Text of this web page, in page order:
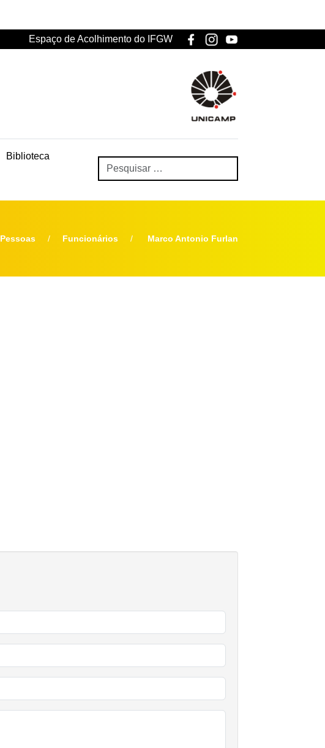
Espaço de Acolhimento do IFGW
Biblioteca
Pessoas Funcionários Marco Antonio Furlan